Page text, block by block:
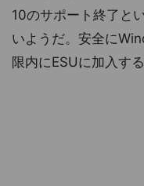
10のサポート終了と
いようだ。安全に
限内にESUに加入す